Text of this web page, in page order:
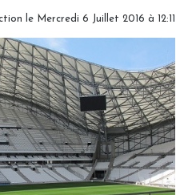
le Mercredi 6 Juillet 2016 à 12:11